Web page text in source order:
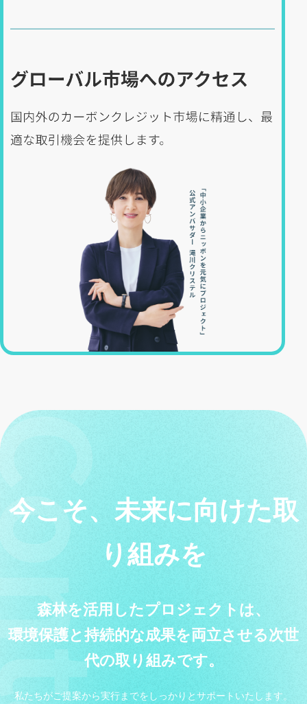
今こそ、未来に向けた取
り組みを
森林を活用したプロジェクトは、
環境保護と持続的な成果を両立させる次世
代の取り組みです。
私たちがご提案から実行までをしっかりとサポートいたします。